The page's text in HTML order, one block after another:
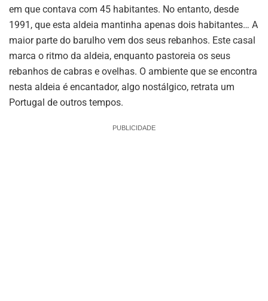
em que contava com 45 habitantes. No entanto, desde
1991, que esta aldeia mantinha apenas dois habitantes… A
maior parte do barulho vem dos seus rebanhos. Este casal
marca o ritmo da aldeia, enquanto pastoreia os seus
rebanhos de cabras e ovelhas. O ambiente que se encontra
nesta aldeia é encantador, algo nostálgico, retrata um
Portugal de outros tempos.
PUBLICIDADE